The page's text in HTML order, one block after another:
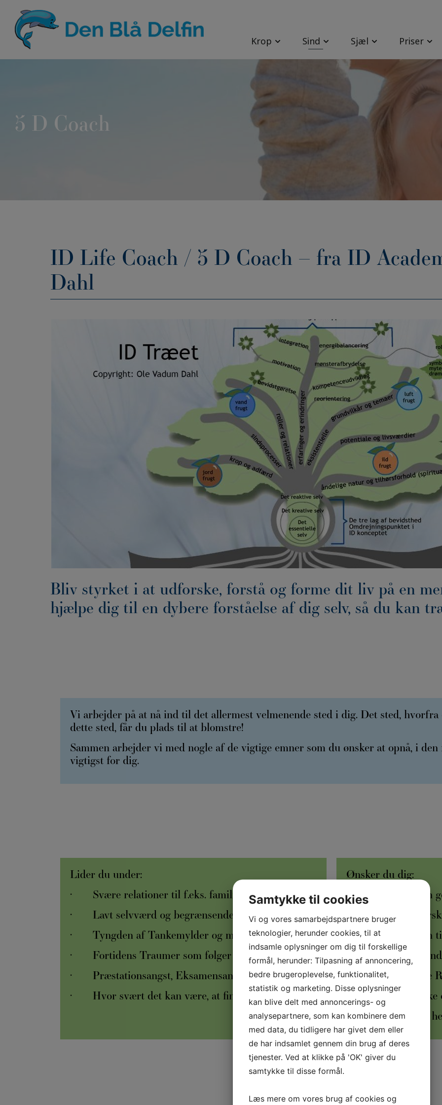
indholdet
Krop Sind Sjæl Priser
5 D Coach
ID Life Coach / 5 D Coach – fra ID
Dahl
Bliv styrket i at udforske, forstå og forme dit liv på en
hjælpe dig til en dybere forståelse af dig selv, så du kan
Vi arbejder på at nå ind til det allermest velmenende sted i dig. Det sted,
dette sted, får du plads til at blomstre!
Sammen arbejder vi med nogle af de vigtige emner som du ønsker at opnå, i
vigtigst for dig.
Lider du under:
· Svære relationer til f.eks. familie eller kolleger
· Lavt selvværd og begrænsende overbevisninger
· Tyngden afTankemylder og mental Stress
· Fortidens Traumer som følger dig i nutiden
· Præstationsangst, Eksamensangst eller Fobier
· Hvor svært det kan være, at finde retning i livet
Ønsker du dig:
· At finde vejen
· At finde
·At finde vejen
·
At opnå
·At opnå indre
·At opnå Styrke
Eller måske noget
Samtykke til cookies
Vi og vores samarbejdspartnere bruger
teknologier, herunder cookies, til at
indsamle oplysninger om dig til forskellige
formål, herunder: Tilpasning af annoncering,
bedre brugeroplevelse, funktionalitet,
statistik og marketing. Disse oplysninger
kan blive delt med annoncerings- og
analysepartnere, som kan kombinere dem
med data, du tidligere har givet dem eller
de har indsamlet gennem din brug af deres
tjenester. Ved at klikke på 'OK' giver du
samtykke til disse formål.
Læs mere om vores brug af cookies og